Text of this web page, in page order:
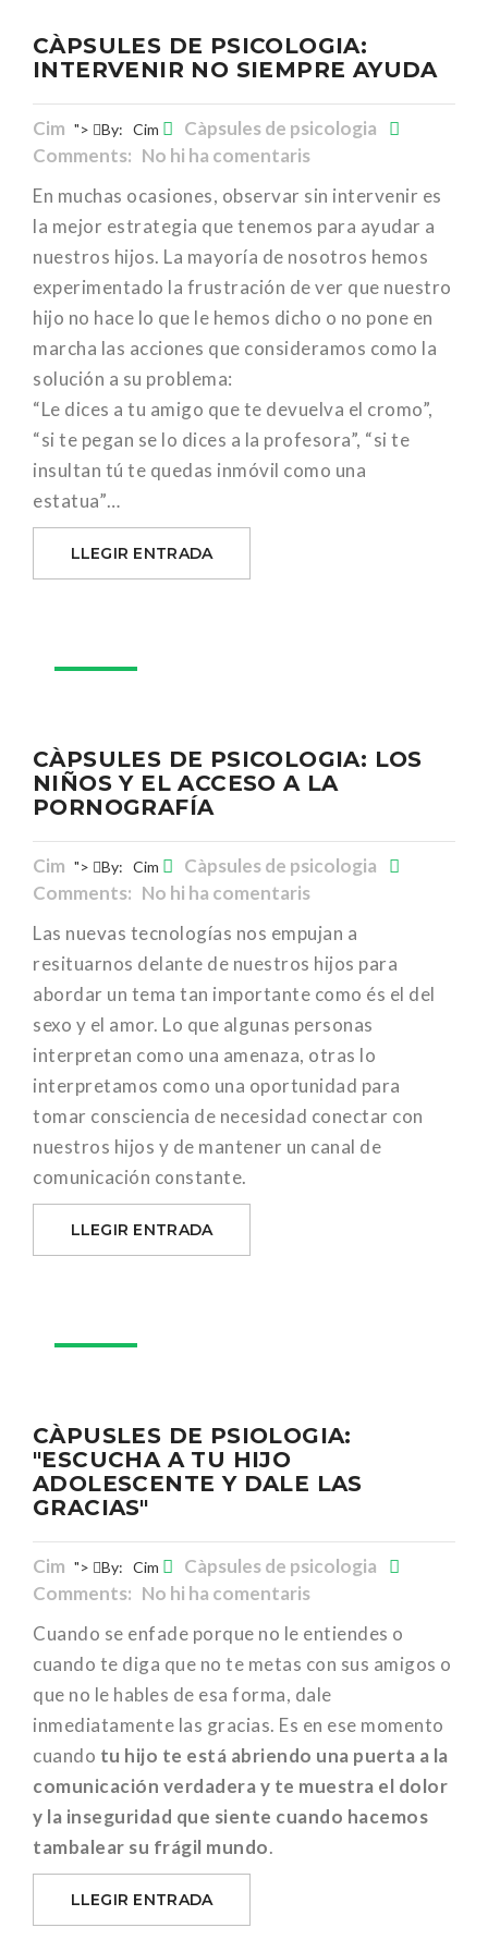
CÀPSULES DE PSICOLOGIA:
INTERVENIR NO SIEMPRE AYUDA
Cim "> By: Cim
Càpsules de psicologia
Comments: No hi ha comentaris
En muchas ocasiones, observar sin intervenir es
la mejor estrategia que tenemos para ayudar a
nuestros hijos. La mayoría de nosotros hemos
experimentado la frustración de ver que nuestro
hijo no hace lo que le hemos dicho o no pone en
marcha las acciones que consideramos como la
solución a su problema:
“Le dices a tu amigo que te devuelva el cromo”,
“si te pegan se lo dices a la profesora”, “si te
insultan tú te quedas inmóvil como una
estatua”…
LLEGIR ENTRADA
CÀPSULES DE PSICOLOGIA: LOS
NIÑOS Y EL ACCESO A LA
PORNOGRAFÍA
Cim "> By: Cim
Càpsules de psicologia
Comments: No hi ha comentaris
Las nuevas tecnologías nos empujan a
resituarnos delante de nuestros hijos para
abordar un tema tan importante como és el del
sexo y el amor. Lo que algunas personas
interpretan como una amenaza, otras lo
interpretamos como una oportunidad para
tomar consciencia de necesidad conectar con
nuestros hijos y de mantener un canal de
comunicación constante.
LLEGIR ENTRADA
CÀPUSLES DE PSIOLOGIA:
"ESCUCHA A TU HIJO
ADOLESCENTE Y DALE LAS
GRACIAS"
Cim "> By: Cim
Càpsules de psicologia
Comments: No hi ha comentaris
Cuando se enfade porque no le entiendes o
cuando te diga que no te metas con sus amigos o
que no le hables de esa forma, dale
inmediatamente las gracias. Es en ese momento
cuando tu hijo te está abriendo una puerta a la
comunicación verdadera y te muestra el dolor
y la inseguridad que siente cuando hacemos
tambalear su frágil mundo.
LLEGIR ENTRADA